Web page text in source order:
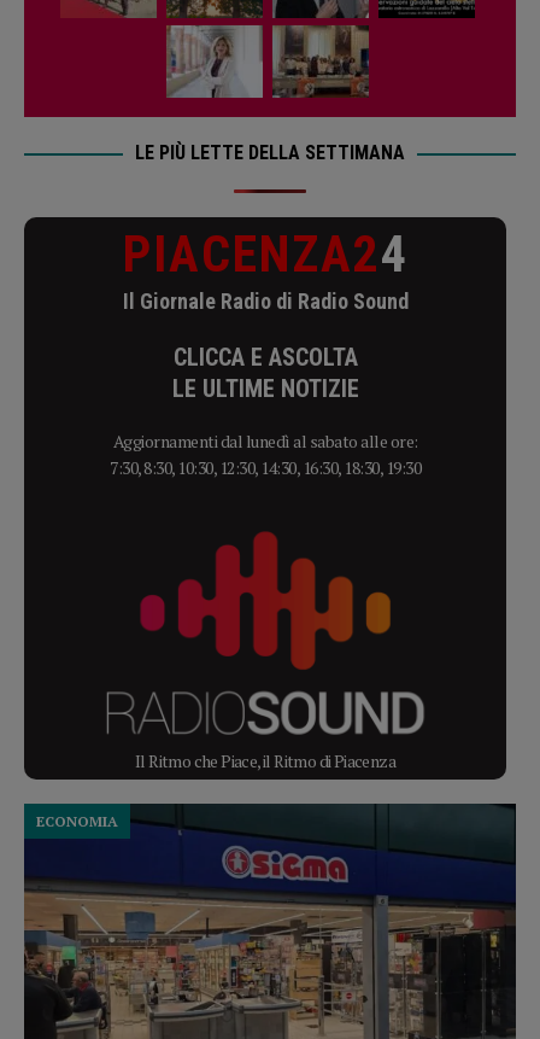
LE PIÙ LETTE DELLA SETTIMANA
PIACENZA24
Il Giornale Radio di Radio Sound
CLICCA E ASCOLTA
LE ULTIME NOTIZIE
Aggiornamenti dal lunedì al sabato alle ore:
7:30, 8:30, 10:30, 12:30, 14:30, 16:30, 18:30, 19:30
Il Ritmo che Piace, il Ritmo di Piacenza
ECONOMIA